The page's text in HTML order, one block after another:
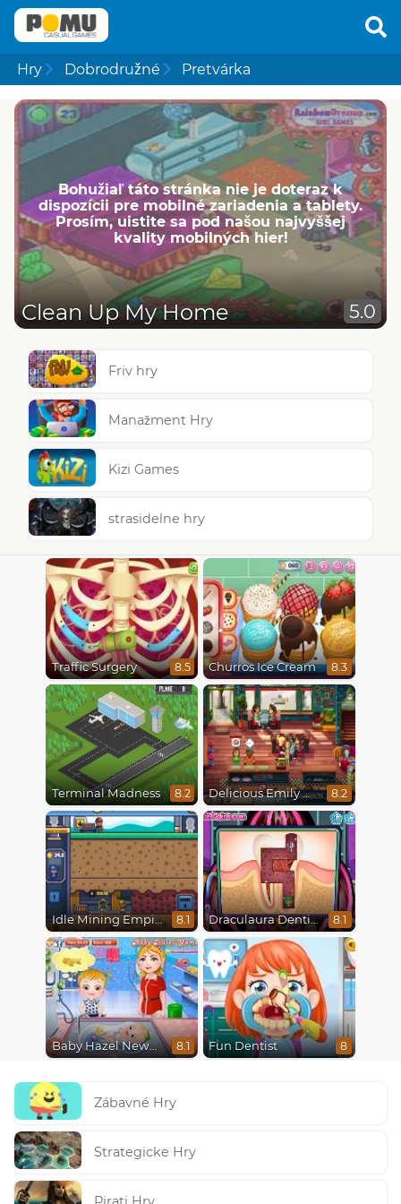
Hry Dobrodružné Pretvárka
Bohužiaľ táto stránka nie je doteraz k
dispozícii pre mobilné zariadenia a tablety.
Prosím, uistite sa pod našou najvyššej
kvality mobilných hier!
Clean Up My Home 5.0
Friv hry
Manažment Hry
Kizi Games
strasidelne hry
Traffic Surgery 8.5 Churros Ice Cream 8.3
Terminal Madness 8.2 Delicious Emily New Beginning 8.2
Idle Mining Empire 8.1 Draculaura Dentist 8.1
Baby Hazel Newborn Vaccination 8.1 Fun Dentist 8
Zábavné Hry
Strategicke Hry